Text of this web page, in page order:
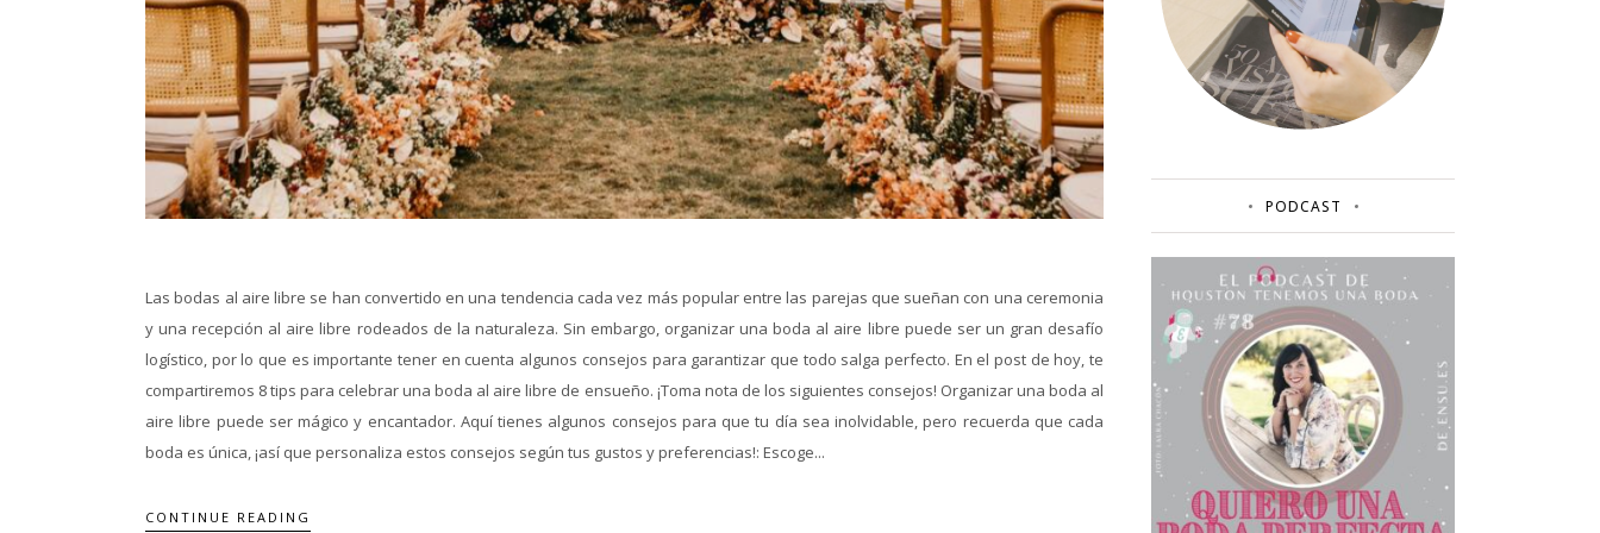
Las bodas al aire libre se han convertido en una tendencia cada vez más popular entre las parejas que sueñan con una ceremonia
y una recepción al aire libre rodeados de la naturaleza. Sin embargo, organizar una boda al aire libre puede ser un gran desafío
logístico, por lo que es importante tener en cuenta algunos consejos para garantizar que todo salga perfecto. En el post de hoy, te
compartiremos 8 tips para celebrar una boda al aire libre de ensueño. ¡Toma nota de los siguientes consejos! Organizar una boda al
aire libre puede ser mágico y encantador. Aquí tienes algunos consejos para que tu día sea inolvidable, pero recuerda que cada
boda es única, ¡así que personaliza estos consejos según tus gustos y preferencias!: Escoge...
CONTINUE READING
PODCAST